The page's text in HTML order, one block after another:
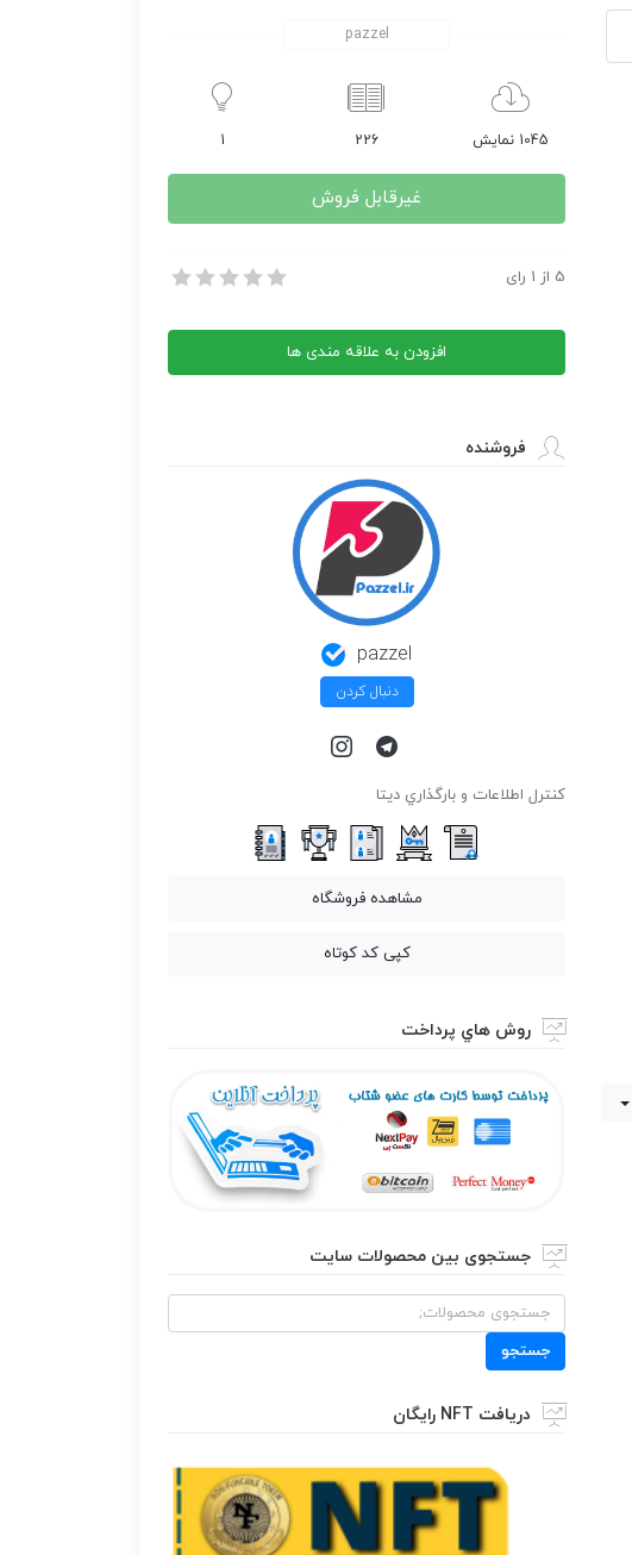
pazzel
1045 نمایش 226
1
غیرقابل فروش
سفر مصر و جلال آل احمد و فلسطین
5 از 1 رای
افزودن به علاقه مندی ها
فروشنده
pazzel
دنبال کردن
كنترل اطلاعات و بارگذاري ديتا
مشاهده فروشگاه
کپی کد کوتاه
روش هاي پرداخت
جستجوی بین محصولات سایت
جستجو
برای:
جستجو
دریافت NFT رایگان